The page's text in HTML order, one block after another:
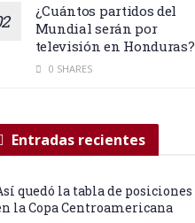
¿Cuántos partidos del
Mundial serán por
televisión en Honduras?
0 SHARES
Entradas recientes
quedó la tabla de posiciones
la Copa Centroamericana